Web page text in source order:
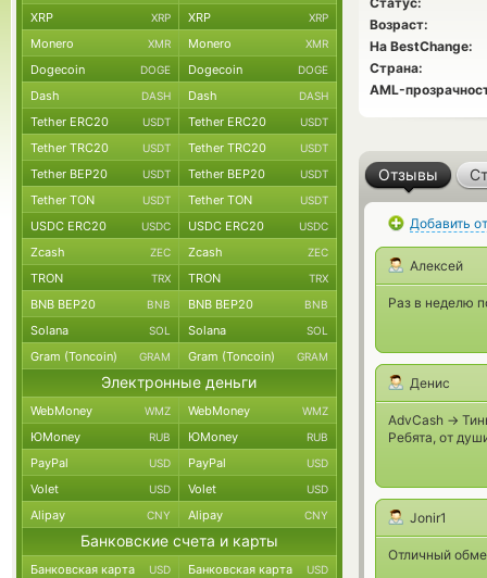
Возраст:
На BestChange:
Страна:
AML-
Отзывы
Добавить
Алексей
Раз в неделю
Денис
AdvCash ->
Ребята, от
Jonir1
Отличный
XRP XRP XRP XRP
Monero XMR Monero XMR
Dogecoin DOGE Dogecoin DOGE
Dash DASH Dash DASH
Tether ERC20 USDT Tether ERC20 USDT
Tether TRC20 USDT Tether TRC20 USDT
Tether BEP20 USDT Tether BEP20 USDT
Tether TON USDT Tether TON USDT
USDC ERC20 USDC USDC ERC20 USDC
Zcash ZEC Zcash ZEC
TRON TRX TRON TRX
BNB BEP20 BNB BNB BEP20 BNB
Solana SOL Solana SOL
Gram (Toncoin) GRAM Gram (Toncoin) GRAM
Электронные деньги
WebMoney WMZ WebMoney WMZ
ЮMoney RUB ЮMoney RUB
PayPal USD PayPal USD
Volet USD Volet USD
Alipay CNY Alipay CNY
Банковские счета и карты
Банковская карта USD Банковская карта USD